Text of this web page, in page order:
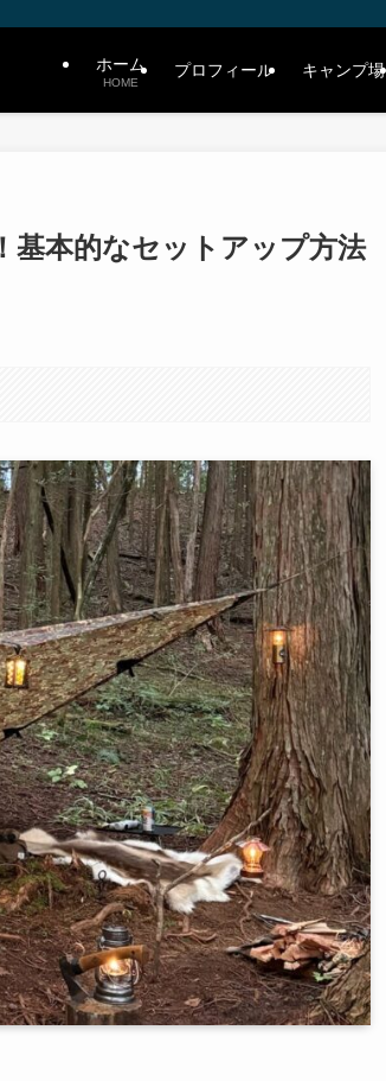
ホーム
HOME
プロフィール キャンプ場
基本的なセットアップ方法